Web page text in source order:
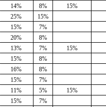
14% 8%
15%
25%
15%
15%
7%
20%
8%
13% 7% 15%
15% 8%
16%
8%
15%
7%
11% 5%
15%
15%
7%